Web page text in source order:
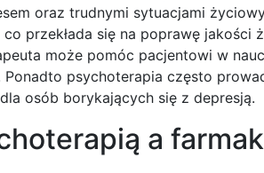
oraz trudnymi sytuacjami
przekłada się na poprawę jakości
może pomóc pacjentowi w
psychoterapia często
osób borykających się z depresją.
a